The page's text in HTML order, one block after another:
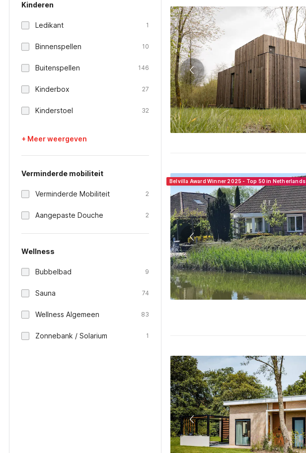
Kinderen
Ledikant 1
Binnenspellen 10
Buitenspellen 146
Kinderbox 27
Kinderstoel 32
+ Meer weergeven
Verminderde mobiliteit
Verminderde Mobiliteit 2
Aangepaste Douche 2
Wellness
Bubbelbad 9
Sauna 74
Wellness Algemeen 83
Zonnebank / Solarium 1
Belvilla Award Winner 2025 - Top 50 in Netherlands